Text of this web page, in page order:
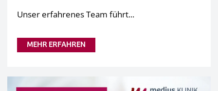
Unser erfahrenes Team führt...
MEHR ERFAHREN